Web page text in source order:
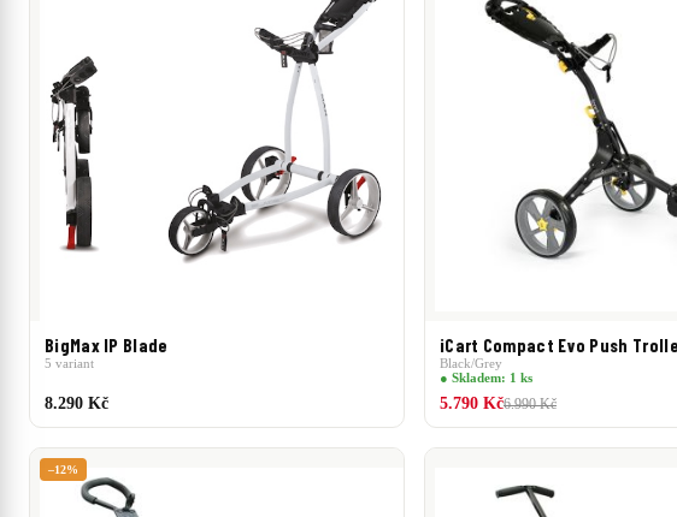
BigMax IP Blade
5 variant
8.290 Kč
iCart Compact Evo Push
Black/Grey
● Skladem: 1 ks
5.790 Kč6.990 Kč
–12%